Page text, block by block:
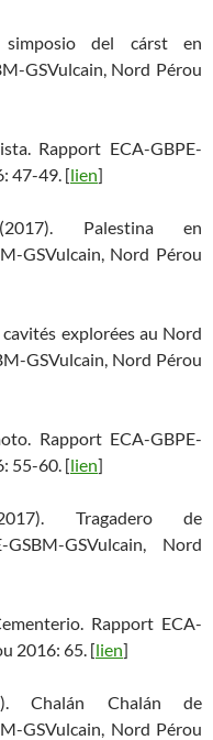
simposio del cárst en
GSVulcain, Nord Pérou
Rapport ECA-GBPE-
47-49. [lien]
Palestina en
GSVulcain, Nord Pérou
explorées au Nord
GSVulcain, Nord Pérou
Rapport ECA-GBPE-
55-60. [lien]
Tragadero de
GSVulcain, Nord
Rapport ECA-
2016: 65. [lien]
Chalán Chalán de
GSVulcain, Nord Pérou